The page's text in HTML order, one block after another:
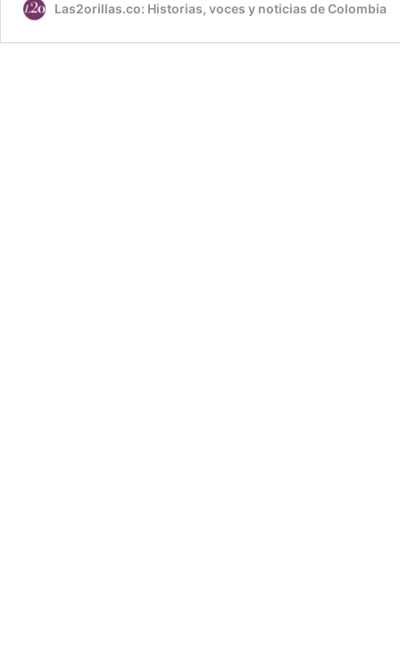
Las2orillas.co: Historias, voces y noticias de Colombia